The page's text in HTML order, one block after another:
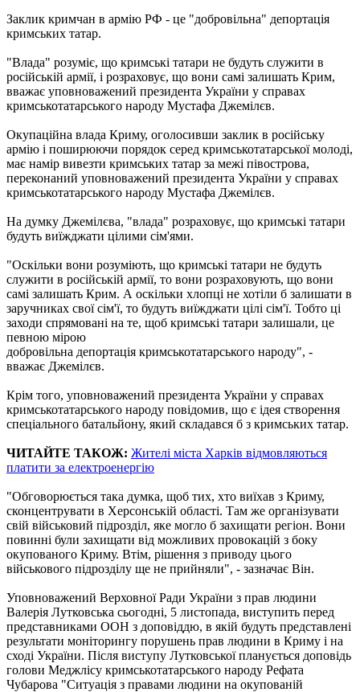
Заклик кримчан в армію РФ - це "добровільна" депортація
кримських татар.
"Влада" розуміє, що кримські татари не будуть служити в
російській армії, і розраховує, що вони самі залишать Крим,
вважає уповноважений президента України у справах
кримськотатарського народу Мустафа Джемілєв.
Окупаційна влада Криму, оголосивши заклик в російську
армію і поширюючи порядок серед кримськотатарської молоді,
має намір вивезти кримських татар за межі півострова,
переконаний уповноважений президента України у справах
кримськотатарського народу Мустафа Джемілєв.
На думку Джемілєва, "влада" розраховує, що кримські татари
будуть виїжджати цілими сім'ями.
"Оскільки вони розуміють, що кримські татари не будуть
служити в російській армії, то вони розраховують, що вони
самі залишать Крим. А оскільки хлопці не хотіли б залишати в
заручниках свої сім'ї, то будуть виїжджати цілі сім'ї. Тобто ці
заходи спрямовані на те, щоб кримські татари залишали, це
певною мірою
добровільна депортація кримськотатарського народу", -
вважає Джемілєв.
Крім того, уповноважений президента України у справах
кримськотатарського народу повідомив, що є ідея створення
спеціального батальйону, який складався б з кримських татар.
ЧИТАЙТЕ ТАКОЖ: Жителі міста Харків відмовляються
платити за електроенергію
"Обговорюється така думка, щоб тих, хто виїхав з Криму,
сконцентрувати в Херсонській області. Там же організувати
свій військовий підрозділ, яке могло б захищати регіон. Вони
повинні були захищати від можливих провокацій з боку
окупованого Криму. Втім, рішення з приводу цього
військового підрозділу ще не прийняли", - зазначає Він.
Уповноважений Верховної Ради України з прав людини
Валерія Лутковська сьогодні, 5 листопада, виступить перед
представниками ООН з доповіддю, в якій будуть представлені
результати моніторингу порушень прав людини в Криму і на
сході України. Після виступу Лутковської планується доповідь
голови Меджлісу кримськотатарського народу Рефата
Чубарова "Ситуація з правами людини на окупованій